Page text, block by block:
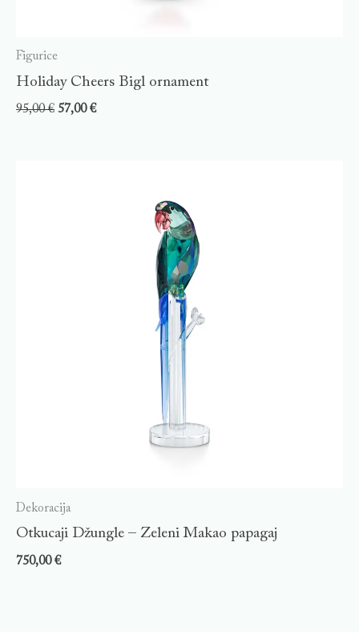
Figurice
Holiday Cheers Bigl ornament
95,00€ 57,00€
Dekoracija
Otkucaji Džungle – Zeleni Makao papagaj
750,00€